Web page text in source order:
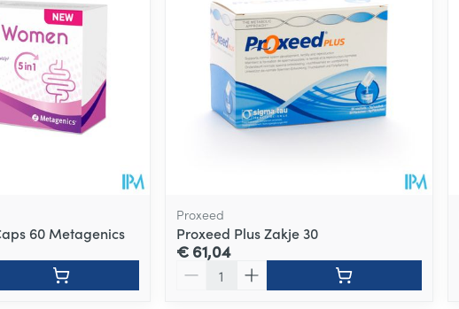
60 Metagenics
Proxeed
Proxeed Plus Zakje 30
€ 61,04